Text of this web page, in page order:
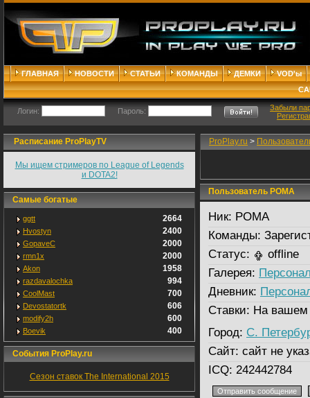
ГЛАВНАЯ НОВОСТИ СТАТЬИ КОМАНДЫ ДЕМКИ
VOD'ы
Логин: Пароль:
Забыли
Расписание ProPlayTV
Мы ищем стримеров по League of Legends
и DOTA2!
Самые богатые
ggtt 2664
Hvostyn 2400
GopaveC 2000
rmn1x 2000
Akon 1958
razdavalochka 994
CoolMast 700
Devostatortk 606
modify2h 600
Boevik 400
События ProPlay.ru
Сезон ставок The International 2015
ProPlay.ru >
Пользователь POMA
Ник: POMA
Команды:
Статус:
offline
Галерея:
Дневник:
Ставки: На вашем
Город: С.
Сайт: сайт не
ICQ: 242442784